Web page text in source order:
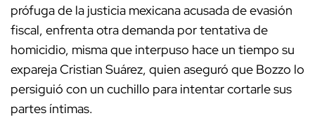
prófuga de la justicia mexicana acusada de evasión
fiscal, enfrenta otra demanda por tentativa de
homicidio, misma que interpuso hace un tiempo su
expareja Cristian Suárez, quien aseguró que Bozzo lo
persiguió con un cuchillo para intentar cortarle sus
partes íntimas.